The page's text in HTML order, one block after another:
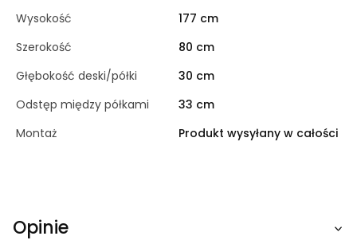
Wysokość
177 cm
Szerokość
80 cm
Głębokość deski/półki
30 cm
Odstęp między półkami
33 cm
Montaż
Produkt wysyłany w całości
Opinie